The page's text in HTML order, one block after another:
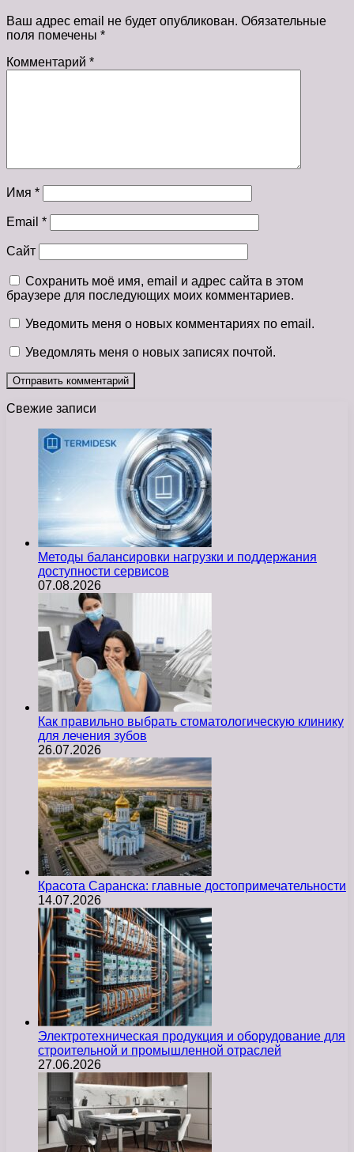
Ваш адрес email не будет опубликован. Обязательные
поля помечены *
Комментарий *
Имя *
Email *
Сайт
Сохранить моё имя, email и адрес сайта в этом
браузере для последующих моих комментариев.
Уведомить меня о новых комментариях по email.
Уведомлять меня о новых записях почтой.
Свежие записи
Методы балансировки нагрузки и поддержания
доступности сервисов
07.08.2026
Как правильно выбрать стоматологическую клинику
для лечения зубов
26.07.2026
Красота Саранска: главные достопримечательности
14.07.2026
Электротехническая продукция и оборудование для
строительной и промышленной отраслей
27.06.2026